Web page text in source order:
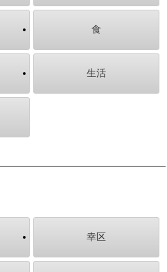
食
生活
幸区